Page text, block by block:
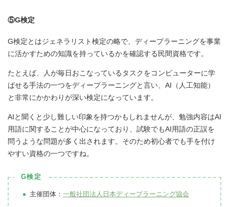
⑤G検定
G検定とはジェネラリスト検定の略で、ディープラーニングを事業
に活かすための知識を持っているかを確認する民間資格です。
たとえば、人が毎日おこなっているタスクをコンピューターに学
ばせる手法の一つをディープラーニングと言い、AI（人工知能）
と非常にかかわりが深い検定になっています。
AIと聞くと少し難しい印象を持つかもしれませんが、勉強内容はAI
用語に関することが中心になっており、試験でもAI用語の正誤を
問うような問題が多く出されます。そのため初心者でも手を付け
やすい資格の一つですね。
G検定
主催団体： 一般社団法人日本ディープラーニング協会